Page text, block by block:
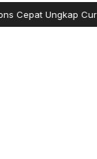
Curanmor,